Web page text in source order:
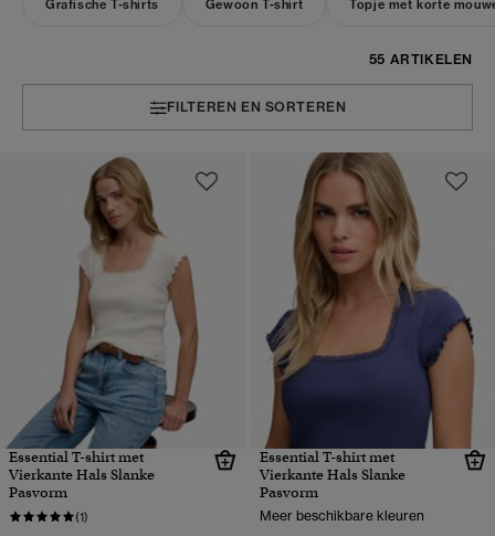
Grafische T-shirts Gewoon T-shirt Topje met korte
55 ARTIKELEN
FILTEREN EN SORTEREN
Essential T-shirt met
Vierkante Hals Slanke
Pasvorm
(1)
Essential T-shirt met
Vierkante Hals Slanke
Pasvorm
Meer beschikbare kleuren